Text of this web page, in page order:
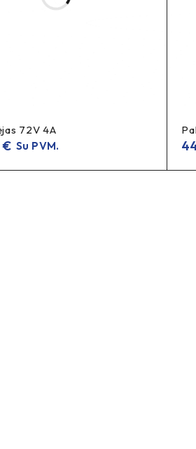
time:
4A, standartinis pakrovėjas, Bosch
Bosch 4A charger, standard e-bike
72V 4A
€ Su PVM.